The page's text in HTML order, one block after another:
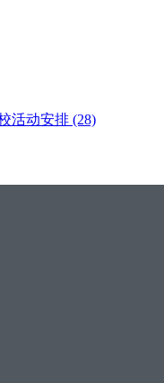
活动安排 (28)